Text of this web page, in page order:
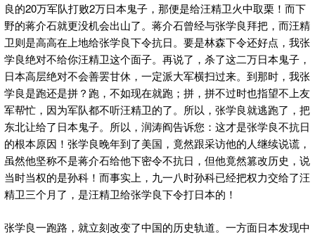
良的20万军队打败2万日本鬼子，那便是给汪精卫火中取栗！而下
野的蒋介石就更没机会出山了。蒋介石曾经与张学良拜把，而汪精
卫则是高高在上地给张学良下令抗日。要是林森下令还好点，我张
学良绝对不给你汪精卫这个面子。再说了，杀了这二万日本鬼子，
日本高层绝对不会善罢甘休，一定派大军横扫过来。到那时，我张
学良是跑还是拼？跑，不如现在就跑；拼，拼不过时也指望不上友
军帮忙，因为军队都不听汪精卫的了。所以，张学良就逃跑了，把
东北让给了日本鬼子。所以，润涛阎告诉您：这才是张学良不抗日
的根本原因！张学良晚年到了美国，竟然跟采访他的人继续说谎，
虽然他坚称不是蒋介石给他下密令不抗日，但他竟然篡改历史，说
当时当权的是孙科！而事实上，九一八时孙科已经把权力交给了汪
精卫三个月了，是汪精卫给张学良下令打日本的！
张学良一跑路，就立刻改变了中国的历史轨道。一方面日本发现中